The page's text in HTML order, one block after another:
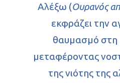
Αλέξω (Ουρανός
εκφράζει την
θαυμασμό στη
μεταφέροντας
της νιότης της